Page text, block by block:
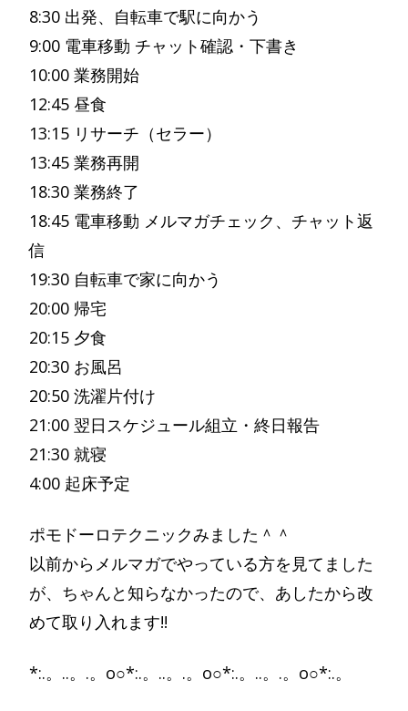
8:30 出発、自転車で駅に向かう
9:00 電車移動 チャット確認・下書き
10:00 業務開始
12:45 昼食
13:15 リサーチ（セラー）
13:45 業務再開
18:30 業務終了
18:45 電車移動 メルマガチェック、チャット返
信
19:30 自転車で家に向かう
20:00 帰宅
20:15 夕食
20:30 お風呂
20:50 洗濯片付け
21:00 翌日スケジュール組立・終日報告
21:30 就寝
4:00 起床予定
ポモドーロテクニックみました＾＾
以前からメルマガでやっている方を見てました
が、ちゃんと知らなかったので、あしたから改
めて取り入れます!!
*:.。..。.。o○*:.。..。.。o○*:.。..。.。o○*:.。